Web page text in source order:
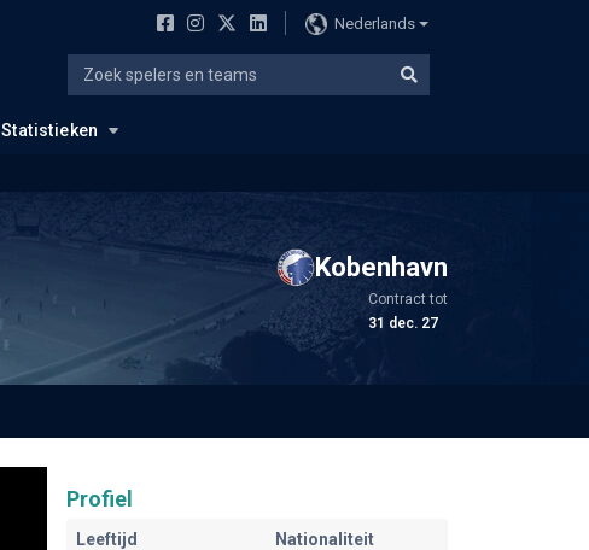
Nederlands
Statistieken
Kobenhavn
Contract tot
31 dec. 27
Profiel
Leeftijd
Nationaliteit